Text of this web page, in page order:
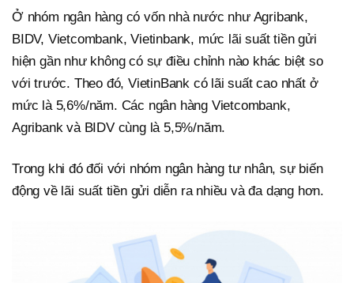
Ở nhóm ngân hàng có vốn nhà nước như Agribank,
BIDV, Vietcombank, Vietinbank, mức lãi suất tiền gửi
hiện gần như không có sự điều chỉnh nào khác biệt so
với trước. Theo đó, VietinBank có lãi suất cao nhất ở
mức là 5,6%/năm. Các ngân hàng Vietcombank,
Agribank và BIDV cùng là 5,5%/năm.
Trong khi đó đối với nhóm ngân hàng tư nhân, sự biến
động về lãi suất tiền gửi diễn ra nhiều và đa dạng hơn.